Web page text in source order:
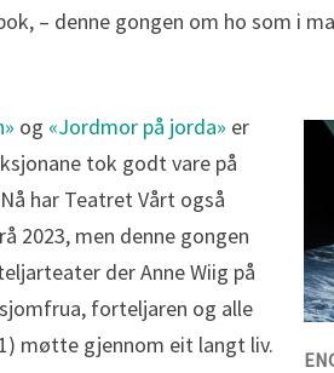
– denne gongen om ho som i
og «Jordmor på jorda» er
tok godt vare på
har Teatret Vårt også
2023, men denne gongen
der Anne Wiig på
forteljaren og alle
møtte gjennom eit langt liv.